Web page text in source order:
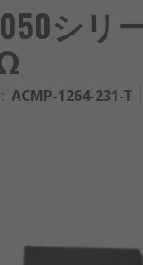
シ
: ACMP-1264-231-T